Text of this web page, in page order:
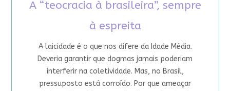
A “teocracia à brasileira”, sempre
à espreita
A laicidade é o que nos difere da Idade Média.
Deveria garantir que dogmas jamais poderiam
interferir na coletividade. Mas, no Brasil,
pressuposto está corroído. Por que ameaçar